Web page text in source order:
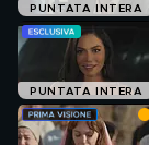
PUNTATA INTERA
PUNTATA INTERA